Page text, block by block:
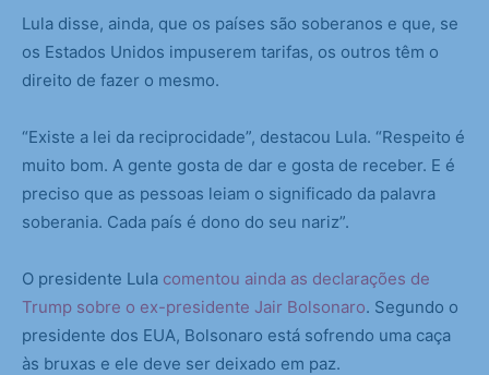
Lula disse, ainda, que os países são soberanos e que, se
os Estados Unidos impuserem tarifas, os outros têm o
direito de fazer o mesmo.
“Existe a lei da reciprocidade”, destacou Lula. “Respeito é
muito bom. A gente gosta de dar e gosta de receber. E é
preciso que as pessoas leiam o significado da palavra
soberania. Cada país é dono do seu nariz”.
O presidente Lula comentou ainda as declarações de
Trump sobre o ex-presidente Jair Bolsonaro. Segundo o
presidente dos EUA, Bolsonaro está sofrendo uma caça
às bruxas e ele deve ser deixado em paz.